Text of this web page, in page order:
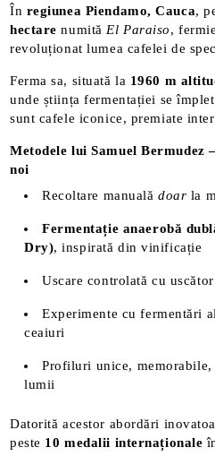
În regiunea Piendamo, Cauca,
hectare numită El Paraiso,
revoluționat lumea cafelei de
Ferma sa, situată la 1960 m
unde știința fermentației se
sunt cafele iconice, premiate
Metodele lui Samuel Bermudez
noi
Recoltare manualădoar la
Fermentație anaerobă
Dry), inspirată din vinificație
Uscare controlată cu
Experimente cu fermentări
ceaiuri
Profiluri unice, memorabile,
lumii
Datorită acestor abordări
peste 10 medalii internaționale